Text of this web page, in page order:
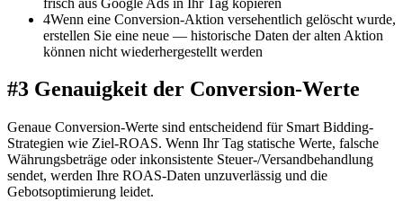
4Wenn eine Conversion-Aktion versehentlich gelöscht wurde,
erstellen Sie eine neue — historische Daten der alten Aktion
können nicht wiederhergestellt werden
#3 Genauigkeit der Conversion-Werte
Genaue Conversion-Werte sind entscheidend für Smart Bidding-
Strategien wie Ziel-ROAS. Wenn Ihr Tag statische Werte, falsche
Währungsbeträge oder inkonsistente Steuer-/Versandbehandlung
sendet, werden Ihre ROAS-Daten unzuverlässig und die
Gebotsoptimierung leidet.